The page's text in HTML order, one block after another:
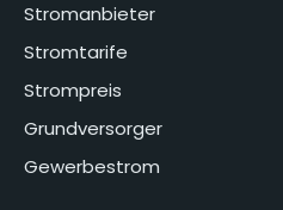
Stromanbieter
Stromtarife
Strompreis
Grundversorger
Gewerbestrom